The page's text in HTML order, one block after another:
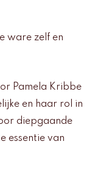
ware zelf en
Pamela Kribbe
en haar rol in
diepgaande
essentie van